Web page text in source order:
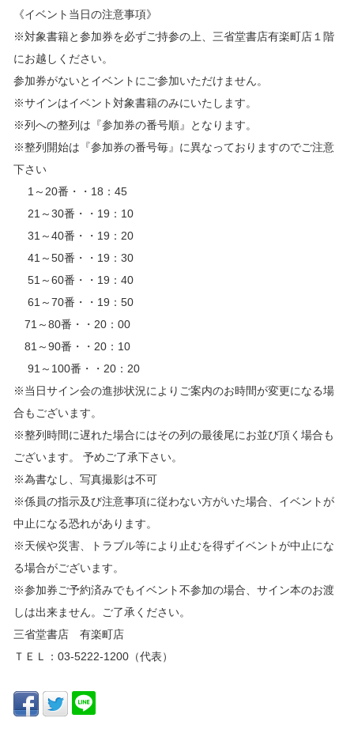
《イベント当日の注意事項》
※対象書籍と参加券を必ずご持参の上、三省堂書店有楽町店１階
にお越しください。
参加券がないとイベントにご参加いただけません。
※サインはイベント対象書籍のみにいたします。
※列への整列は『参加券の番号順』となります。
※整列開始は『参加券の番号毎』に異なっておりますのでご注意
下さい
1～20番・・18：45
21～30番・・19：10
31～40番・・19：20
41～50番・・19：30
51～60番・・19：40
61～70番・・19：50
71～80番・・20：00
81～90番・・20：10
91～100番・・20：20
※当日サイン会の進捗状況によりご案内のお時間が変更になる場
合もございます。
※整列時間に遅れた場合にはその列の最後尾にお並び頂く場合も
ございます。 予めご了承下さい。
※為書なし、写真撮影は不可
※係員の指示及び注意事項に従わない方がいた場合、イベントが
中止になる恐れがあります。
※天候や災害、トラブル等により止むを得ずイベントが中止にな
る場合がございます。
※参加券ご予約済みでもイベント不参加の場合、サイン本のお渡
しは出来ません。ご了承ください。
三省堂書店 有楽町店
ＴＥＬ：03-5222-1200（代表）